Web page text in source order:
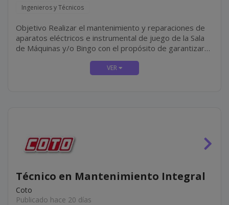
Ingenieros y Técnicos
Objetivo Realizar el mantenimiento y reparaciones de
aparatos eléctricos e instrumental de juego de la Sala
de Máquinas y/o Bingo con el propósito de garantizar
su correcto funcionamiento. Tareas Equipos Reparar y
realizar el mantenimiento de los equipos del...
Técnico en Mantenimiento Integral
Coto
Publicado hace 20 días